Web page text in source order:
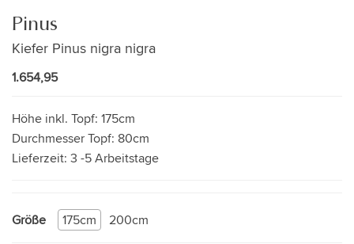
Pinus
Kiefer Pinus nigra nigra
1.654,95
Höhe inkl. Topf: 175cm
Durchmesser Topf: 80cm
Lieferzeit: 3 -5 Arbeitstage
Größe 175cm 200cm